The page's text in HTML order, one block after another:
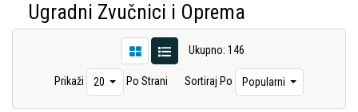
Dijelovi za Ugradne Zvučnike
Horne
Ugradni Zvučnici i Oprema
Ukupno: 146
Prikaži 20 Po Strani Sortiraj Po Popularni